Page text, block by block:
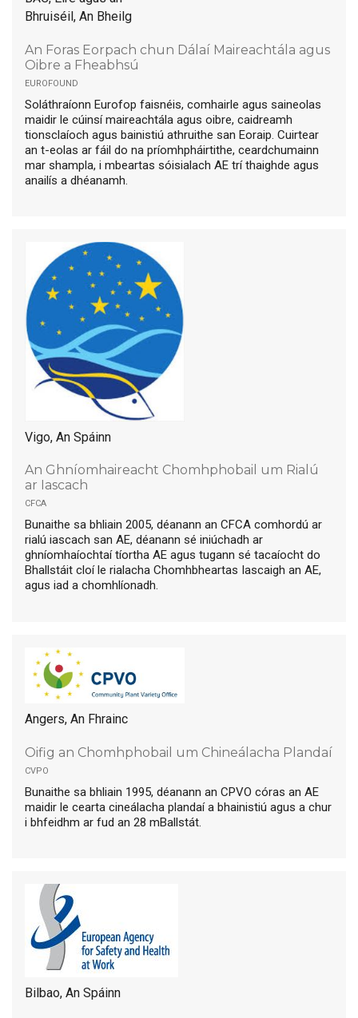
Bhruiséil, An Bheilg
An Foras Eorpach chun Dálaí Maireachtála agus
Oibre a Fheabhsú
eurofound
Soláthraíonn Eurofop faisnéis, comhairle agus saineolas
maidir le cúinsí maireachtála agus oibre, caidreamh
tionsclaíoch agus bainistiú athruithe san Eoraip. Cuirtear
an t-eolas ar fáil do na príomhpháirtithe, ceardchumainn
mar shampla, i mbeartas sóisialach AE trí thaighde agus
anailís a dhéanamh.
Vigo, An Spáinn
An Ghníomhaireacht Chomhphobail um Rialú
ar Iascach
cfca
Bunaithe sa bhliain 2005, déanann an CFCA comhordú ar
rialú iascach san AE, déanann sé iniúchadh ar
ghníomhaíochtaí tíortha AE agus tugann sé tacaíocht do
Bhallstáit cloí le rialacha Chomhbheartas Iascaigh an AE,
agus iad a chomhlíonadh.
Angers, An Fhrainc
Oifig an Chomhphobail um Chineálacha Plandaí
cvpo
Bunaithe sa bhliain 1995, déanann an CPVO córas an AE
maidir le cearta cineálacha plandaí a bhainistiú agus a chur
i bhfeidhm ar fud an 28 mBallstát.
Bilbao, An Spáinn